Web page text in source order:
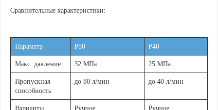
Сравнительные характеристики:
Параметр Р80 Р40
Макс. давление 32 МПа 25 МПа
Пропускная
способность
до 80 л/мин до 40 л/мин
Варианты
Ручное,
Ручное,